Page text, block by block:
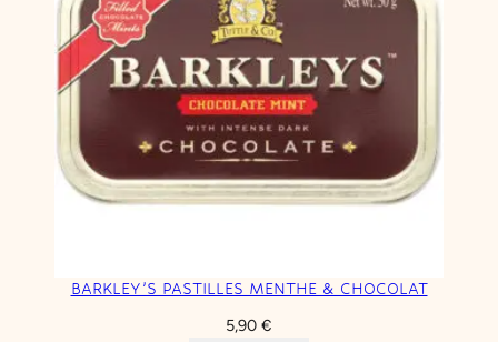
BARKLEY’S PASTILLES MENTHE & CHOCOLAT
5,90 €